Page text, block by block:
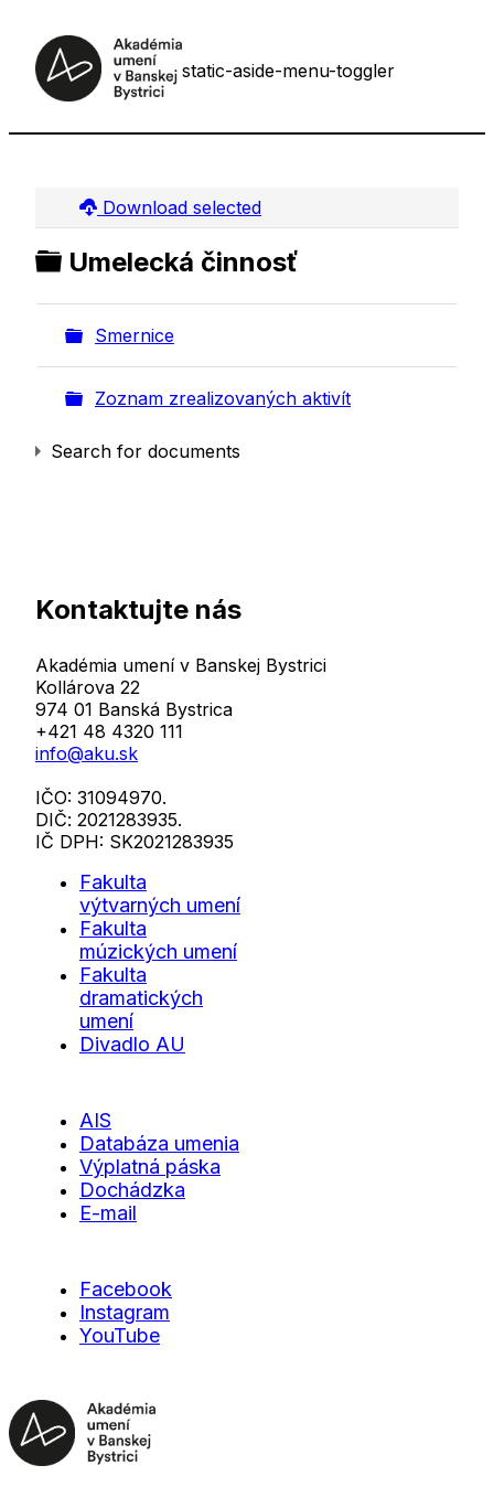
static-aside-menu-toggler
Download selected
Folder
Umelecká činnosť
Folder
Smernice
Folder
Zoznam zrealizovaných aktivít
Search for documents
Kontaktujte nás
Akadémia umení v Banskej Bystrici
Kollárova 22
974 01 Banská Bystrica
+421 48 4320 111
info@aku.sk
IČO: 31094970.
DIČ: 2021283935.
IČ DPH: SK2021283935
Fakulta
výtvarných umení
Fakulta
múzických umení
Fakulta
dramatických
umení
Divadlo AU
AIS
Databáza umenia
Výplatná páska
Dochádzka
E-mail
Facebook
Instagram
YouTube